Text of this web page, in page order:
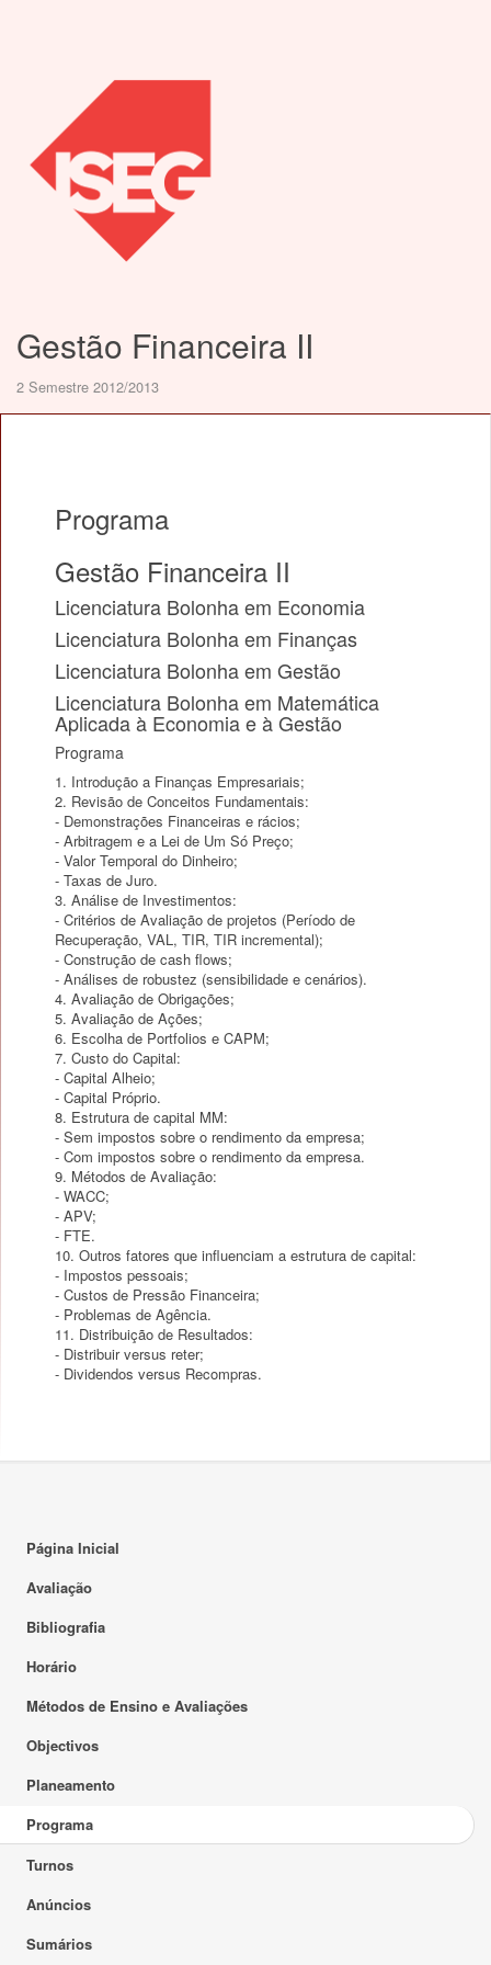
Gestão Financeira II
2 Semestre 2012/2013
Programa
Gestão Financeira II
Licenciatura Bolonha em Economia
Licenciatura Bolonha em Finanças
Licenciatura Bolonha em Gestão
Licenciatura Bolonha em Matemática
Aplicada à Economia e à Gestão
Programa
1. Introdução a Finanças Empresariais;
2. Revisão de Conceitos Fundamentais:
- Demonstrações Financeiras e rácios;
- Arbitragem e a Lei de Um Só Preço;
- Valor Temporal do Dinheiro;
- Taxas de Juro.
3. Análise de Investimentos:
- Critérios de Avaliação de projetos (Período de
Recuperação, VAL, TIR, TIR incremental);
- Construção de cash flows;
- Análises de robustez (sensibilidade e cenários).
4. Avaliação de Obrigações;
5. Avaliação de Ações;
6. Escolha de Portfolios e CAPM;
7. Custo do Capital:
- Capital Alheio;
- Capital Próprio.
8. Estrutura de capital MM:
- Sem impostos sobre o rendimento da empresa;
- Com impostos sobre o rendimento da empresa.
9. Métodos de Avaliação:
- WACC;
- APV;
- FTE.
10. Outros fatores que influenciam a estrutura de capital:
- Impostos pessoais;
- Custos de Pressão Financeira;
- Problemas de Agência.
11. Distribuição de Resultados:
- Distribuir versus reter;
- Dividendos versus Recompras.
Página Inicial
Avaliação
Bibliografia
Horário
Métodos de Ensino e Avaliações
Objectivos
Planeamento
Programa
Turnos
Anúncios
Sumários